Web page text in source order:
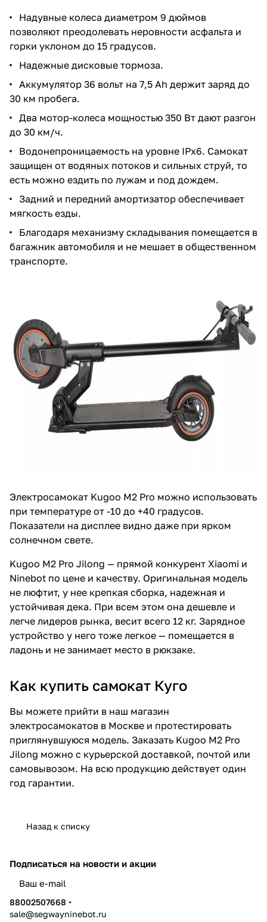
Надувные колеса диаметром 9 дюймов
позволяют преодолевать неровности асфальта и
горки уклоном до 15 градусов.
Надежные дисковые тормоза.
Аккумулятор 36 вольт на 7,5 Ah держит заряд до
30 км пробега.
Два мотор-колеса мощностью 350 Вт дают разгон
до 30 км/ч.
Водонепроницаемость на уровне IPх6. Самокат
защищен от водяных потоков и сильных струй, то
есть можно ездить по лужам и под дождем.
Задний и передний амортизатор обеспечивает
мягкость езды.
Благодаря механизму складывания помещается в
багажник автомобиля и не мешает в общественном
транспорте.
Электросамокат Kugoo M2 Pro можно использовать
при температуре от -10 до +40 градусов.
Показатели на дисплее видно даже при ярком
солнечном свете.
Kugoo M2 Pro Jilong — прямой конкурент Xiaomi и
Ninebot по цене и качеству. Оригинальная модель
не люфтит, у нее крепкая сборка, надежная и
устойчивая дека. При всем этом она дешевле и
легче лидеров рынка, весит всего 12 кг. Зарядное
устройство у него тоже легкое — помещается в
ладонь и не занимает место в рюкзаке.
Как купить самокат Куго
Вы можете прийти в наш магазин
электросамокатов в Москве и протестировать
приглянувшуюся модель. Заказать Kugoo M2 Pro
Jilong можно с курьерской доставкой, почтой или
самовывозом. На всю продукцию действует один
год гарантии.
Назад к списку
Подписаться на новости и акции
88002507668
sale@segwayninebot.ru